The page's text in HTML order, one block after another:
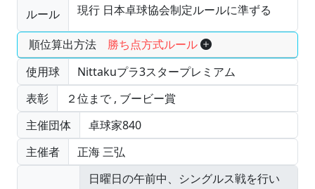
ルール
現行 日本卓球協会制定ルールに準ずる
順位算出方法 勝ち点方式ルール
使用球
Nittakuプラ3スタープレミアム
表彰
２位まで , ブービー賞
主催団体
卓球家840
主催者
正海 三弘